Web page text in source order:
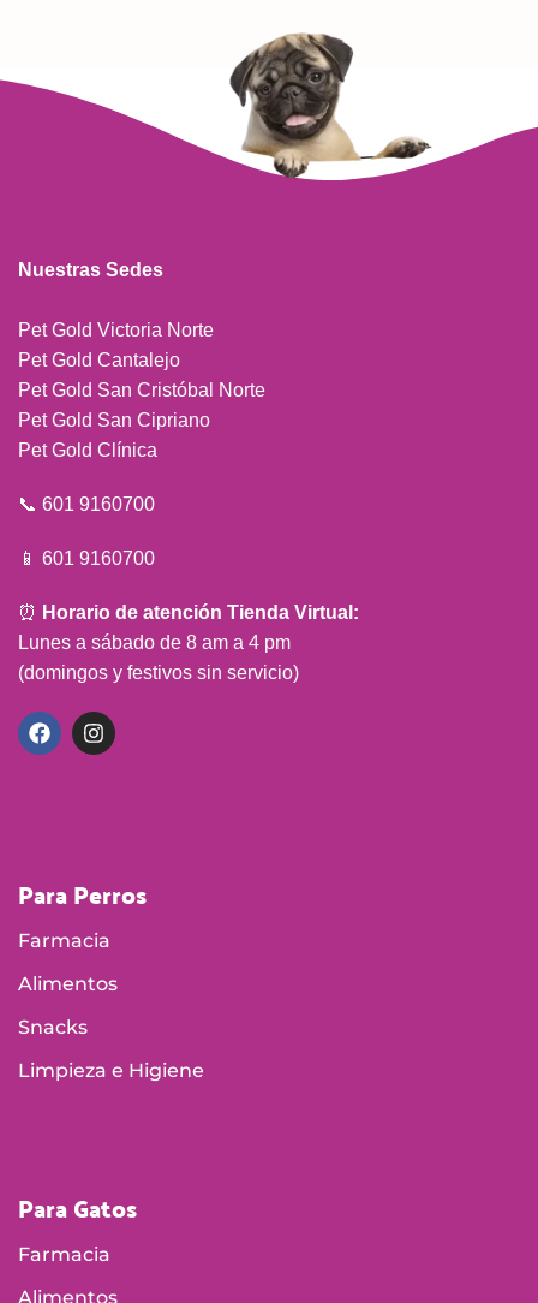
Nuestras Sedes
Pet Gold Victoria Norte
Pet Gold Cantalejo
Pet Gold San Cristóbal Norte
Pet Gold San Cipriano
Pet Gold Clínica
📞 601 9160700
📱 601 9160700
⏰ Horario de atención Tienda Virtual:
Lunes a sábado de 8 am a 4 pm
(domingos y festivos sin servicio)
Para Perros
Farmacia
Alimentos
Snacks
Limpieza e Higiene
Para Gatos
Farmacia
Alimentos